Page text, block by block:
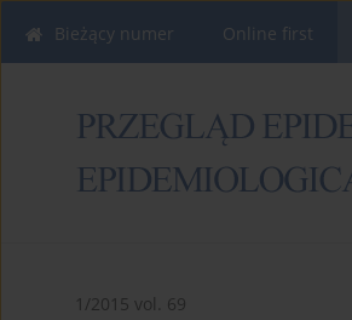
Bieżący numer Online first
1/2015 vol. 69